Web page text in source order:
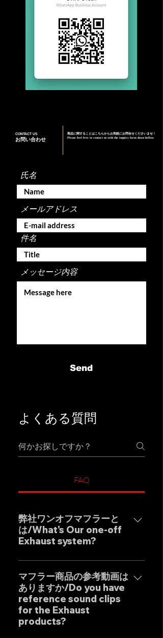
お問い合わせ
CONTACT US
商品に関することはこちらからお気軽にお問合せくださいませ！
Please feel free to contact us with the inquiry form down bellow
氏名
メールアドレス
件名
メッセージ内容
Send
よくある質問
FAQ
弊社ワンオフマフラーと
は/What's Our one-off
Exhaust system?
弊社ワンオフマフラーブラン
ド"GOAT STRADA"は究極のサウ
ンドをモットーとしたエキゾース
トシステムです。 日本人の"もの
づくり"の感覚と自社工場専属日本
人デザイナーによる妥協のない設
マフラー商品の参考動画は
ありますか/Do you have
reference sound clips
for the Exhaust
products?